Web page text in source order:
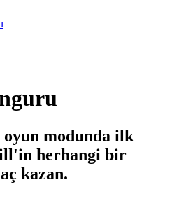
modunda ilk
herhangi bir
kazan.